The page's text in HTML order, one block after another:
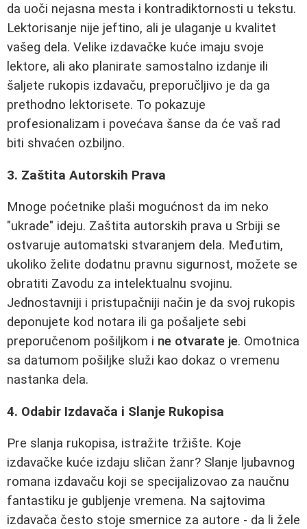
da uoči nejasna mesta i kontradiktornosti u tekstu.
Lektorisanje nije jeftino, ali je ulaganje u kvalitet
vašeg dela. Velike izdavačke kuće imaju svoje
lektore, ali ako planirate samostalno izdanje ili
šaljete rukopis izdavaču, preporučljivo je da ga
prethodno lektorisete. To pokazuje
profesionalizam i povećava šanse da će vaš rad
biti shvaćen ozbiljno.
3. Zaštita Autorskih Prava
Mnoge poćetnike plaši mogućnost da im neko
"ukrade" ideju. Zaštita autorskih prava u Srbiji se
ostvaruje automatski stvaranjem dela. Međutim,
ukoliko želite dodatnu pravnu sigurnost, možete se
obratiti Zavodu za intelektualnu svojinu.
Jednostavniji i pristupačniji način je da svoj rukopis
deponujete kod notara ili ga pošaljete sebi
preporučenom pošiljkom i ne otvarate je. Omotnica
sa datumom pošiljke služi kao dokaz o vremenu
nastanka dela.
4. Odabir Izdavača i Slanje Rukopisa
Pre slanja rukopisa, istražite tržište. Koje
izdavačke kuće izdaju sličan žanr? Slanje ljubavnog
romana izdavaču koji se specijalizovao za naučnu
fantastiku je gubljenje vremena. Na sajtovima
izdavača često stoje smernice za autore - da li žele